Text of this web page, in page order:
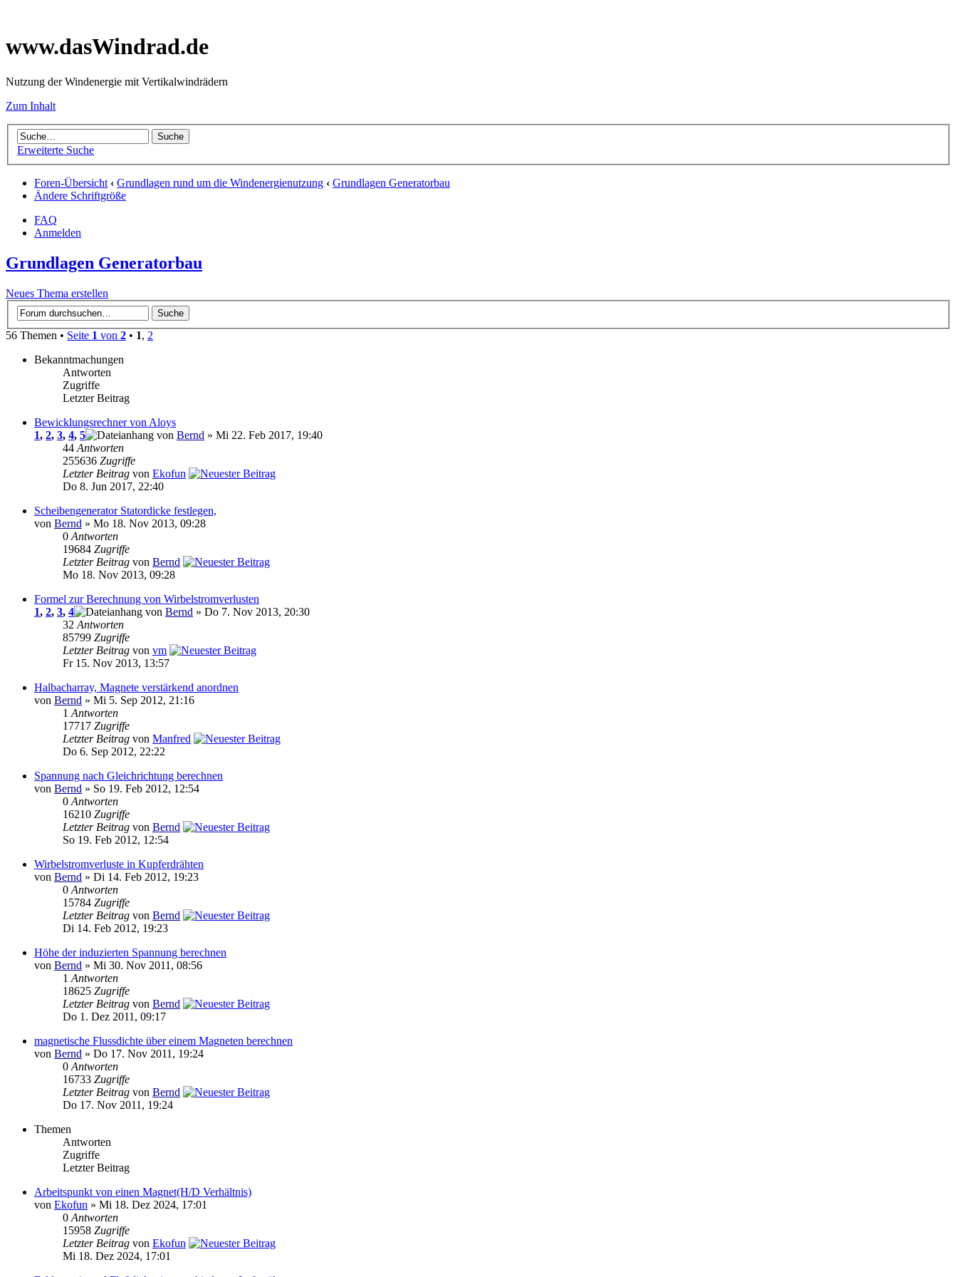
www.dasWindrad.de
Nutzung der Windenergie mit Vertikalwindrädern
Zum Inhalt
Erweiterte Suche
Foren-Übersicht ‹ Grundlagen rund um die Windenergienutzung ‹ Grundlagen Generatorbau
Ändere Schriftgröße
FAQ
Anmelden
Grundlagen Generatorbau
Neues Thema erstellen
56 Themen • Seite 1 von 2 • 1, 2
Bekanntmachungen
Antworten
Zugriffe
Letzter Beitrag
Bewicklungsrechner von Aloys
1, 2, 3, 4, 5 von Bernd » Mi 22. Feb 2017, 19:40
44 Antworten
255636 Zugriffe
Letzter Beitrag von Ekofun
Do 8. Jun 2017, 22:40
Scheibengenerator Statordicke festlegen,
von Bernd » Mo 18. Nov 2013, 09:28
0 Antworten
19684 Zugriffe
Letzter Beitrag von Bernd
Mo 18. Nov 2013, 09:28
Formel zur Berechnung von Wirbelstromverlusten
1, 2, 3, 4 von Bernd » Do 7. Nov 2013, 20:30
32 Antworten
85799 Zugriffe
Letzter Beitrag von vm
Fr 15. Nov 2013, 13:57
Halbacharray, Magnete verstärkend anordnen
von Bernd » Mi 5. Sep 2012, 21:16
1 Antworten
17717 Zugriffe
Letzter Beitrag von Manfred
Do 6. Sep 2012, 22:22
Spannung nach Gleichrichtung berechnen
von Bernd » So 19. Feb 2012, 12:54
0 Antworten
16210 Zugriffe
Letzter Beitrag von Bernd
So 19. Feb 2012, 12:54
Wirbelstromverluste in Kupferdrähten
von Bernd » Di 14. Feb 2012, 19:23
0 Antworten
15784 Zugriffe
Letzter Beitrag von Bernd
Di 14. Feb 2012, 19:23
Höhe der induzierten Spannung berechnen
von Bernd » Mi 30. Nov 2011, 08:56
1 Antworten
18625 Zugriffe
Letzter Beitrag von Bernd
Do 1. Dez 2011, 09:17
magnetische Flussdichte über einem Magneten berechnen
von Bernd » Do 17. Nov 2011, 19:24
0 Antworten
16733 Zugriffe
Letzter Beitrag von Bernd
Do 17. Nov 2011, 19:24
Themen
Antworten
Zugriffe
Letzter Beitrag
Arbeitspunkt von einen Magnet(H/D Verhältnis)
von Ekofun » Mi 18. Dez 2024, 17:01
0 Antworten
15958 Zugriffe
Letzter Beitrag von Ekofun
Mi 18. Dez 2024, 17:01